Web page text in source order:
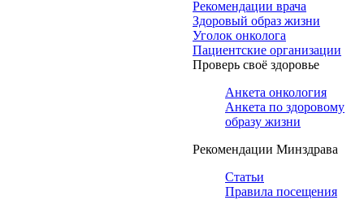
Рекомендации врача
Здоровый образ жизни
Уголок онколога
Пациентские организации
Проверь своё здоровье
Анкета онкология
Анкета по здоровому
образу жизни
Рекомендации Минздрава
Статьи
Правила посещения